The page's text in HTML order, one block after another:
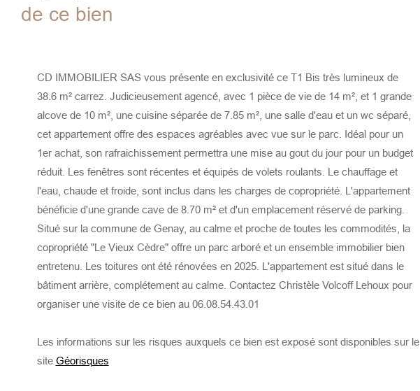
de ce bien
CD IMMOBILIER SAS vous présente en exclusivité ce T1 Bis très lumineux de
38.6 m² carrez. Judicieusement agencé, avec 1 pièce de vie de 14 m², et 1 grande
alcove de 10 m², une cuisine séparée de 7.85 m², une salle d'eau et un wc séparé,
cet appartement offre des espaces agréables avec vue sur le parc. Idéal pour un
1er achat, son rafraichissement permettra une mise au gout du jour pour un budget
réduit. Les fenêtres sont récentes et équipés de volets roulants. Le chauffage et
l'eau, chaude et froide, sont inclus dans les charges de copropriété. L'appartement
bénéficie d'une grande cave de 8.70 m² et d'un emplacement réservé de parking.
Situé sur la commune de Genay, au calme et proche de toutes les commodités, la
copropriété "Le Vieux Cèdre" offre un parc arboré et un ensemble immobilier bien
entretenu. Les toitures ont été rénovées en 2025. L'appartement est situé dans le
bâtiment arrière, complétement au calme. Contactez Christèle Volcoff Lehoux pour
organiser une visite de ce bien au 06.08.54.43.01
Les informations sur les risques auxquels ce bien est exposé sont disponibles sur le
site Géorisques